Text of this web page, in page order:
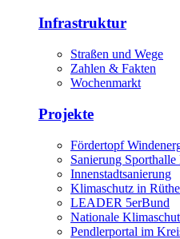
Infrastruktur
Straßen und Wege
Zahlen & Fakten
Wochenmarkt
Projekte
Fördertopf
Sanierung Sporthalle
Innenstadtsanierung
Klimaschutz in
LEADER 5erBund
Nationale
Pendlerportal im